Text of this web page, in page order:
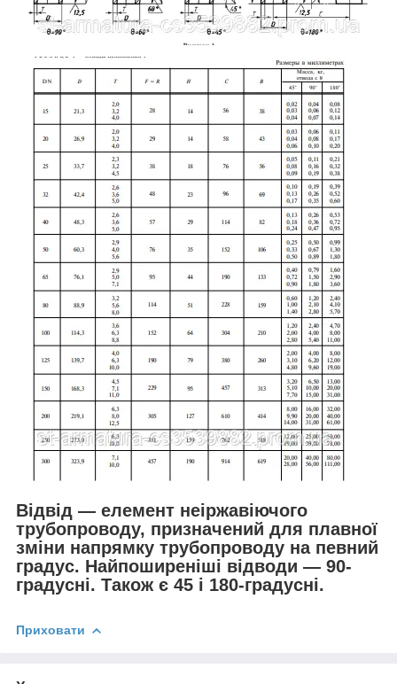
Відвід — елемент неіржавіючого
трубопроводу, призначений для плавної
зміни напрямку трубопроводу на певний
градус. Найпоширеніші відводи — 90-
градусні. Також є 45 і 180-градусні.
Приховати